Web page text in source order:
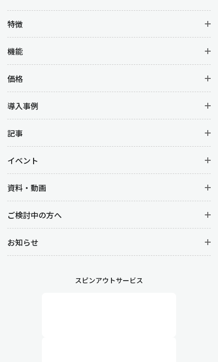
特徴
機能
価格
導入事例
記事
イベント
資料・動画
ご検討中の方へ
お知らせ
スピンアウトサービス